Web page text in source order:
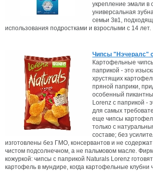
укрепление эмали в
универсальная
семьи 3в1,
использования подростками и взрослыми с 14 лет.
Чипсы "Нэчералс"
Картофельные
паприкой - это
хрустящих
пряной паприки,
особенный
Lorenz с паприкой -
для самых
еще чипсы
только с
составе; без
изготовлены без ГМО, консервантов и не
чистом подсолнечном, а не пальмовом масле.
кожуркой: чипсы с паприкой Naturals Lorenz
картофель в мундире, когда картофельные клубни